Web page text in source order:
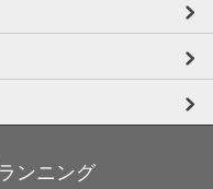
ンニング